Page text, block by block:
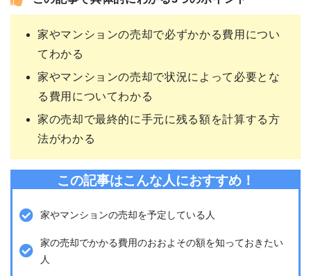
家やマンションの売却で必ずかかる費用につい
てわかる
家やマンションの売却で状況によって必要とな
る費用についてわかる
家の売却で最終的に手元に残る額を計算する方
法がわかる
この記事はこんな人におすすめ！
家やマンションの売却を予定している人
家の売却でかかる費用のおおよその額を知っておきたい
人